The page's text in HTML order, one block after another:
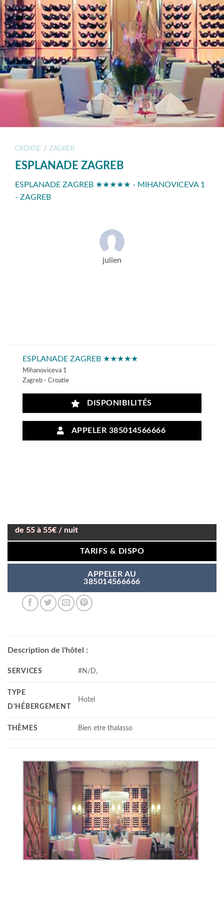
CROATIE / ZAGREB
ESPLANADE ZAGREB
ESPLANADE ZAGREB ★★★★★ - MIHANOVICEVA 1
- ZAGREB
julien
ESPLANADE ZAGREB ★★★★★
Mihanoviceva 1
Zagreb - Croatie
DISPONIBILITÉS
APPELER 385014566666
de 55 à 55€ / nuit
TARIFS & DISPO
APPELER AU
385014566666
Description de l'hôtel :
SERVICES #N/D,
TYPE
D'HÉBERGEMENT
Hotel
THÈMES Bien etre thalasso